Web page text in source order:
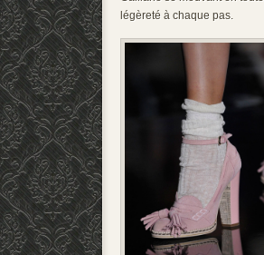
légèreté à chaque pas.